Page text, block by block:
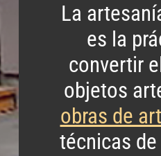
La
es la
convertir
objetos
obras de
técnicas